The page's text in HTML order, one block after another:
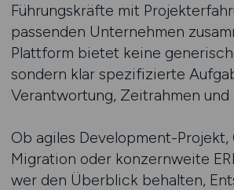
Führungskräfte mit
passenden Unternehmen
Plattform bietet keine
sondern klar spezifizierte
Verantwortung, Zeitrahmen
Ob agiles Development-Projekt,
Migration oder konzernweite
wer den Überblick behalten,